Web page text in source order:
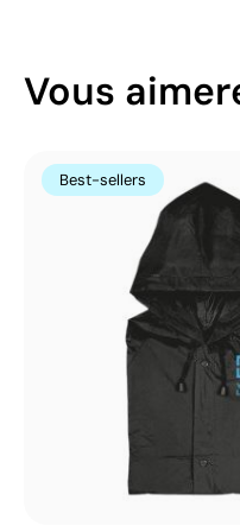
Vous
Best-sellers